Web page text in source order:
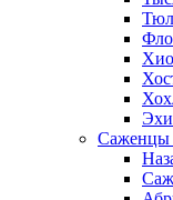
Саженцы